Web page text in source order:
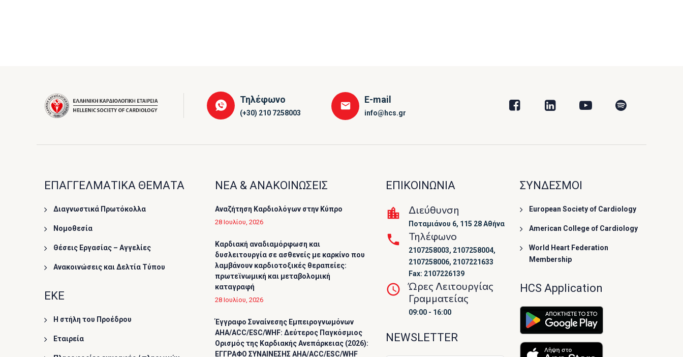
Τηλέφωνο
(+30) 210 7258003
E-mail
info@hcs.gr
ΕΠΑΓΓΕΛΜΑΤΙΚΑ ΘΕΜΑΤΑ
Διαγνωστικά Πρωτόκολλα
Νομοθεσία
Θέσεις Εργασίας – Αγγελίες
Ανακοινώσεις και Δελτία Τύπου
ΕΚΕ
Η στήλη του Προέδρου
Εταιρεία
ΝΕΑ & ΑΝΑΚΟΙΝΩΣΕΙΣ
Αναζήτηση Καρδιολόγων στην Κύπρο
28 Ιουλίου, 2026
Καρδιακή αναδιαμόρφωση και
δυσλειτουργία σε ασθενείς με καρκίνο που
λαμβάνουν καρδιοτοξικές θεραπείες:
πρωτεϊνωμική και μεταβολομική
καταγραφή
28 Ιουλίου, 2026
Έγγραφο Συναίνεσης Εμπειρογνωμόνων
AHA/ACC/ESC/WHF: Δεύτερος Παγκόσμιος
Ορισμός της Καρδιακής Ανεπάρκειας (2026):
ΕΓΓΡΑΦΟ ΣΥΝΑΙΝΕΣΗΣ AHA/ACC/ESC/WHF
ΕΠΙΚΟΙΝΩΝΙΑ
Διεύθυνση
Ποταμιάνου 6, 115 28 Αθήνα
Τηλέφωνο
2107258003, 2107258004,
2107258006, 2107221633
Fax: 2107226139
Ώρες Λειτουργίας
Γραμματείας
09:00 - 16:00
NEWSLETTER
ΣΥΝΔΕΣΜΟΙ
European Society of Cardiology
American College of Cardiology
World Heart Federation
Membership
HCS Application